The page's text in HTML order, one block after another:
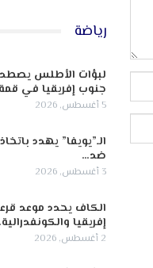
رياضة
لبؤات الأطلس
جنوب إفريقيا في قمة
5 أغسطس, 2026
الـ”يويفا” يهدد
ضد…
3 أغسطس, 2026
الكاف يحدد موعد
إفريقيا
2 أغسطس, 2026